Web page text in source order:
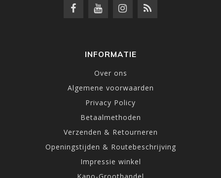
INFORMATIE
Over ons
Algemene voorwaarden
Privacy Policy
Betaalmethoden
Verzenden & Retourneren
Openingstijden & Routebeschrijving
Impressie winkel